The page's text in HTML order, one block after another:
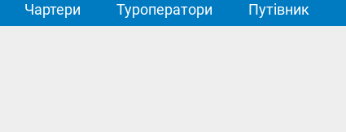
Чартери Туроператори Путівник